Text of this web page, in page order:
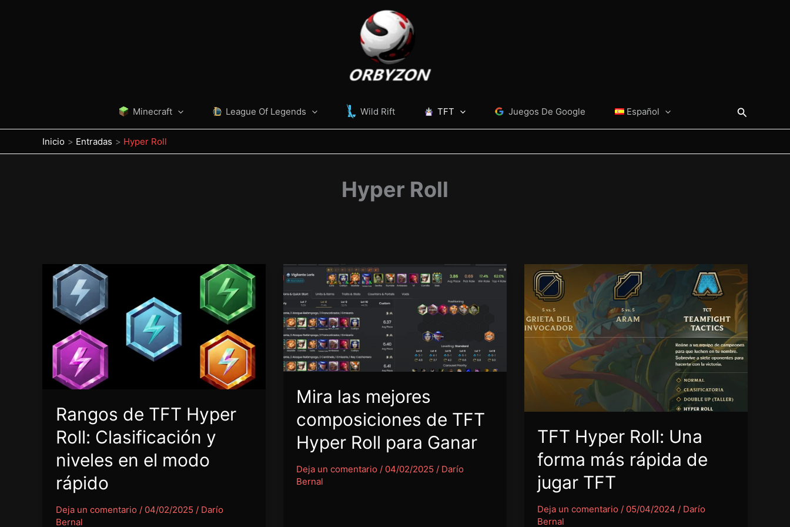
Minecraft League Of Legends Wild Rift TFT Juegos De Google Español Buscar
Inicio Entradas Hyper Roll
Hyper Roll
Rangos de TFT Hyper
Roll: Clasificación y
niveles en el modo
rápido
Deja un comentario / 04/02/2025 / Darío
Bernal
Mira las mejores
composiciones de TFT
Hyper Roll para Ganar
Deja un comentario / 04/02/2025 / Darío
Bernal
TFT Hyper Roll: Una
forma más rápida de
jugar TFT
Deja un comentario / 05/04/2024/ Darío
Bernal